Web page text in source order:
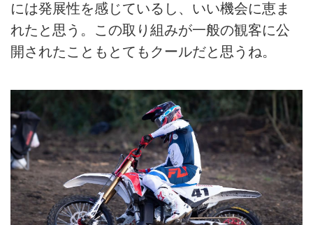
には発展性を感じているし、いい機会に恵ま
れたと思う。この取り組みが一般の観客に公
開されたこともとてもクールだと思うね。